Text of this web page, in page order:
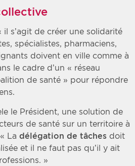
s’agit de créer une solidarité
spécialistes, pharmaciens,
doivent en ville comme à
le cadre d’un « réseau
de santé » pour répondre
le Président, une solution de
de santé sur un territoire à
La délégation de tâches doit
et il ne faut pas qu’il y ait
»